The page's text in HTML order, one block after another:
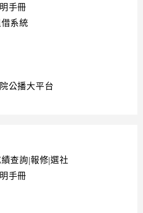
手冊
系統
公播大平台
查詢|報修|選社
手冊